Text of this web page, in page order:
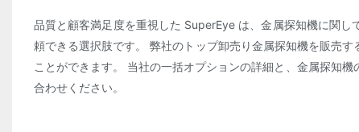
品質と顧客満足度を重視した SuperEye は、金属探知機に関
頼できる選択肢です。 弊社のトップ卸売り金属探知機を販売
ことができます。 当社の一括オプションの詳細と、金属探知
合わせください。